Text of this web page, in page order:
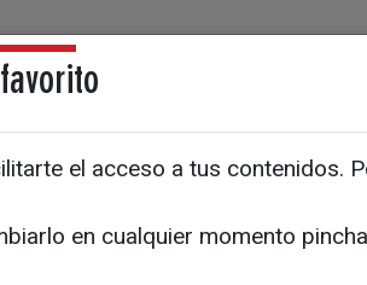
Noticias
de los
elige a los
el acceso a tus contenidos.
en cualquier momento